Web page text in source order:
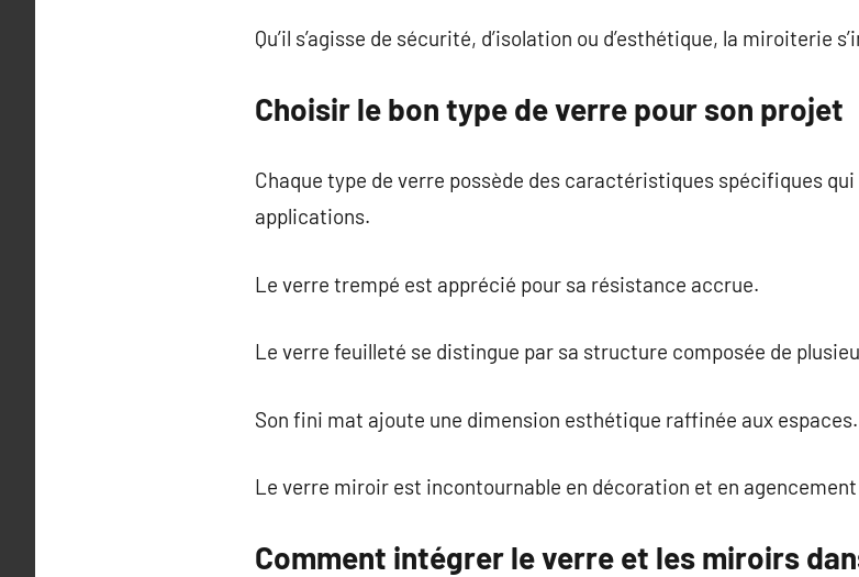
Qu’il s’agisse de sécurité, d’isolation ou d’esthétique, la miroiterie
Choisir le bon type de verre pour son projet
Chaque type de verre possède des caractéristiques spécifiques
applications.
Le verre trempé est apprécié pour sa résistance accrue.
Le verre feuilleté se distingue par sa structure composée de
Son fini mat ajoute une dimension esthétique raffinée aux espaces.
Le verre miroir est incontournable en décoration et en
Comment intégrer le verre et les miroirs